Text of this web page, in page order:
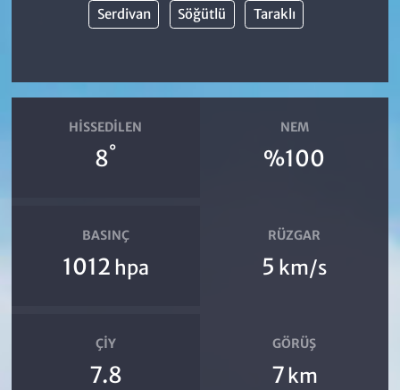
Serdivan Söğütlü Taraklı
HISSEDILEN
8°
NEM
%100
BASINÇ
1012 hpa
RÜZGAR
5 km/s
ÇIY
7.8
GÖRÜŞ
7 km